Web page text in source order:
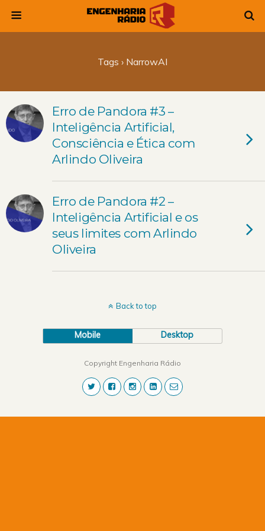
Tags › NarrowAI
Erro de Pandora #3 –
Inteligência Artificial,
Consciência e Ética com
Arlindo Oliveira
Erro de Pandora #2 –
Inteligência Artificial e os
seus limites com Arlindo
Oliveira
Back to top
Mobile Desktop
Copyright Engenharia Rádio